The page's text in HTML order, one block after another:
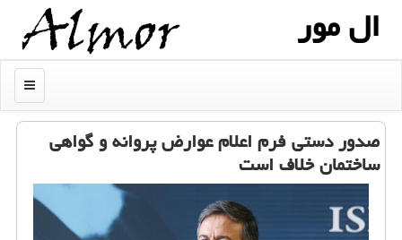
ال مور
منو
صدور دستی فرم اعلام عوارض پروانه و گواهی
ساختمان خلاف است